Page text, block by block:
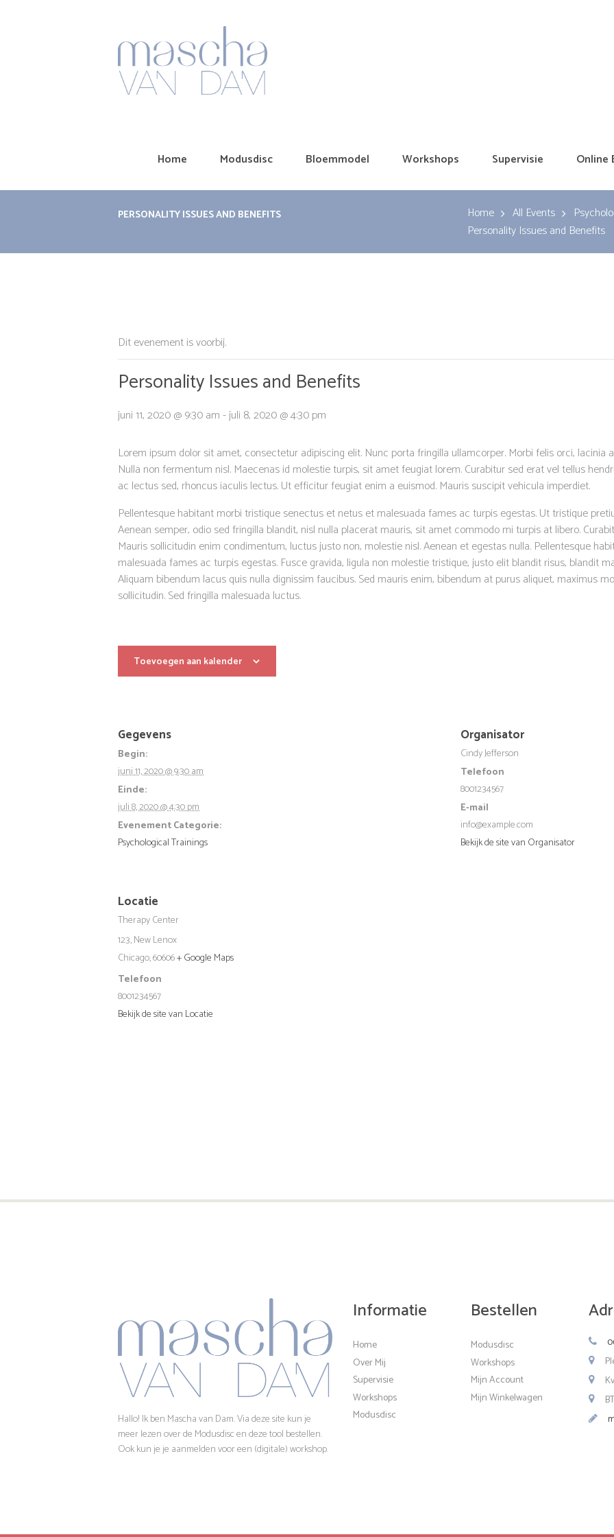
Home Modusdisc Bloemmodel Workshops Supervisie Online
PERSONALITY ISSUES AND BENEFITS Home All Events
Personality Issues and Benefits
Dit evenement is voorbij.
Personality Issues and Benefits
juni 11, 2020 @ 9:30 am-juli 8, 2020 @ 4:30 pm
Lorem ipsum dolor sit amet, consectetur adipiscing elit. Nunc porta fringilla ullamcorper. Morbi felis orci, lacinia
Nulla non fermentum nisl. Maecenas id molestie turpis, sit amet feugiat lorem. Curabitur sed erat vel tellus
ac lectus sed, rhoncus iaculis lectus. Ut efficitur feugiat enim a euismod. Mauris suscipit vehicula imperdiet.
Pellentesque habitant morbi tristique senectus et netus et malesuada fames ac turpis egestas. Ut tristique
Aenean semper, odio sed fringilla blandit, nisl nulla placerat mauris, sit amet commodo mi turpis at libero.
Mauris sollicitudin enim condimentum, luctus justo non, molestie nisl. Aenean et egestas nulla. Pellentesque
malesuada fames ac turpis egestas. Fusce gravida, ligula non molestie tristique, justo elit blandit risus, blandit
Aliquam bibendum lacus quis nulla dignissim faucibus. Sed mauris enim, bibendum at purus aliquet, maximus
sollicitudin. Sed fringilla malesuada luctus.
Toevoegen aan kalender
Gegevens
Begin:
juni 11, 2020 @ 9:30 am
Einde:
juli 8, 2020 @ 4:30 pm
Evenement Categorie:
Psychological Trainings
Organisator
Cindy Jefferson
Telefoon
8001234567
E-mail
info@example.com
Bekijk de site van Organisator
Locatie
Therapy Center
123, New Lenox
Chicago,60606+ Google Maps
Telefoon
8001234567
Bekijk de site van Locatie
Hallo! Ik ben Mascha van Dam. Via deze site kun je
meer lezen over de Modusdisc en deze tool bestellen.
Ook kun je je aanmelden voor een (digitale) workshop.
Informatie
Home
Over Mij
Supervisie
Workshops
Modusdisc
Bestellen
Modusdisc
Workshops
Mijn Account
Mijn Winkelwagen